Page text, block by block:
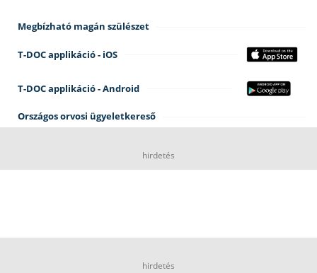
Megbízható magán szülészet
T-DOC applikáció - iOS
T-DOC applikáció - Android
Országos orvosi ügyeletkereső
hirdetés
hirdetés